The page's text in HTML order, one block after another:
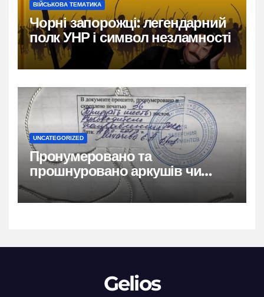
ВІЙСЬКОВА ТЕМАТИКА
Чорні запорожці: легендарний
полк УНР і символ незламності
UNCATEGORIZED
Пронумеровано та
прошнуровано аркушів чи
сторінок: повний гайд
Gelios